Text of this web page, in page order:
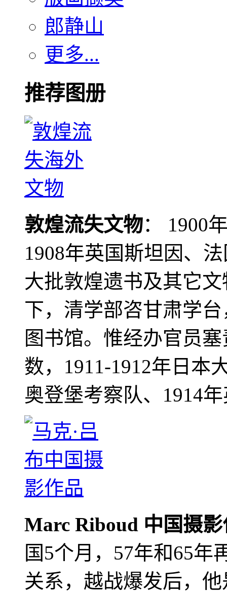
郎静山
更多...
推荐图册
敦煌流失文物： 1900
1908年英国斯坦因、
大批敦煌遗书及其它
下，清学部咨甘肃学
图书馆。惟经办官员
数，1911-1912年日本
奥登堡考察队、1914
Marc Riboud 中国摄
国5个月，57年和65年
关系，越战爆发后，